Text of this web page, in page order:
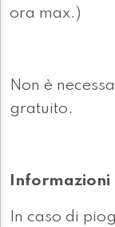
ora max.)
Non è
gratuito.
Informazioni
In caso di